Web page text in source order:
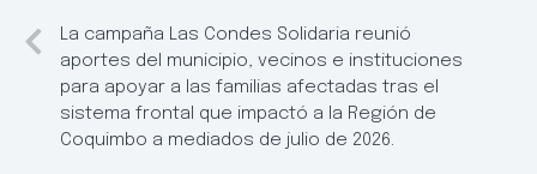
La campaña Las Condes Solidaria reunió
aportes del municipio, vecinos e instituciones
para apoyar a las familias afectadas tras el
sistema frontal que impactó a la Región de
Coquimbo a mediados de julio de 2026.